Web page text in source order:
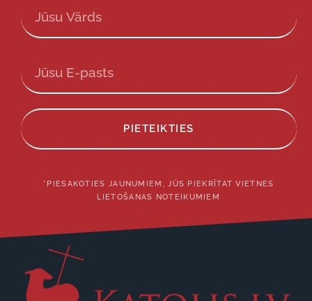
PIETEIKTIES
*PIESAKOTIES JAUNUMIEM, JŪS PIEKRĪTAT VIETNES
LIETOŠANAS NOTEIKUMIEM